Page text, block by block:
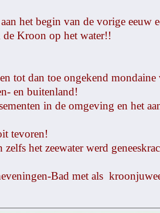
het begin van de vorige eeuw
Kroon op het water!!
tot dan toe ongekend mondaine
en buitenland!
in de omgeving en het
tevoren!
het zeewater werd
Bad met als